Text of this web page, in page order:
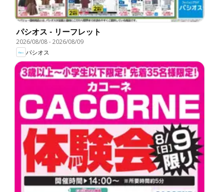
パシオス - リーフレット
2026/08/08-2026/08/09
パシオス